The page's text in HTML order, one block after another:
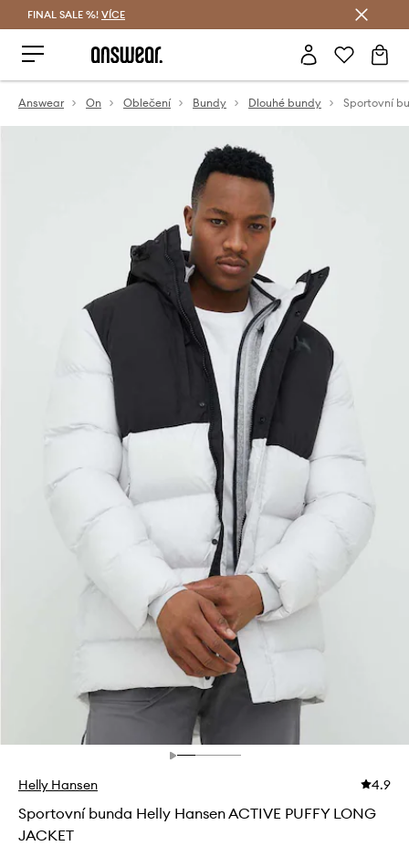
FINAL SALE %! VÍCE
Answear On Oblečení Bundy Dlouhé bundy
Helly Hansen 4.9
Sportovní bunda Helly Hansen ACTIVE PUFFY LONG
JACKET